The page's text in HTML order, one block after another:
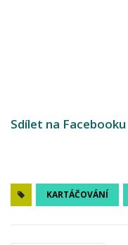
Sdílet na Facebooku
KARTÁČOVÁNÍ